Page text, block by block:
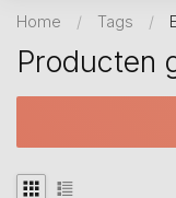
Home / Tags /
Producten